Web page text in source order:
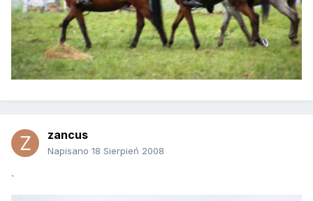
zancus
Napisano 18 Sierpień 2008
`